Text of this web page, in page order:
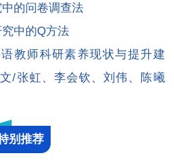
的问卷调查法
中的Q方法
教师科研素养现状与提升建
/张虹、李会钦、刘伟、陈曦
别推荐